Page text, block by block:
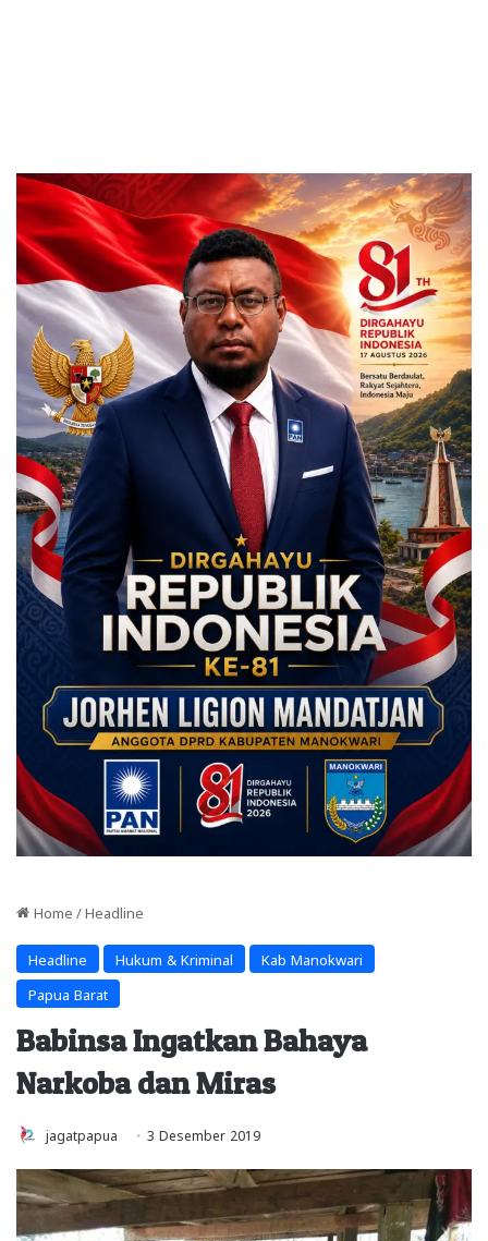
Home / Headline
Headline Hukum & Kriminal Kab Manokwari
Papua Barat
Babinsa Ingatkan Bahaya
Narkoba dan Miras
jagatpapua 3 Desember 2019